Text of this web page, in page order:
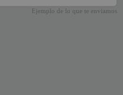
Ejemplo de lo que te enviamos